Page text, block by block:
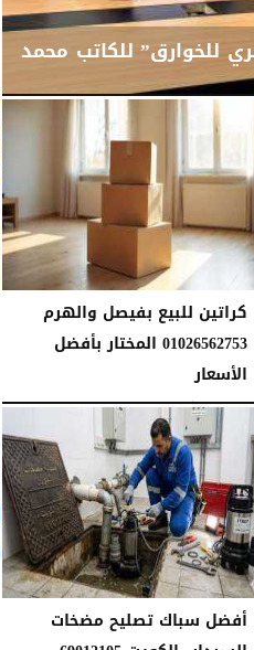
للخوارق” للكاتب محمد
كراتين للبيع بفيصل والهرم
01026562753 المختار بأفضل
الأسعار
15 مايو 2026 12:20 مـ
أفضل سباك تصليح مضخات